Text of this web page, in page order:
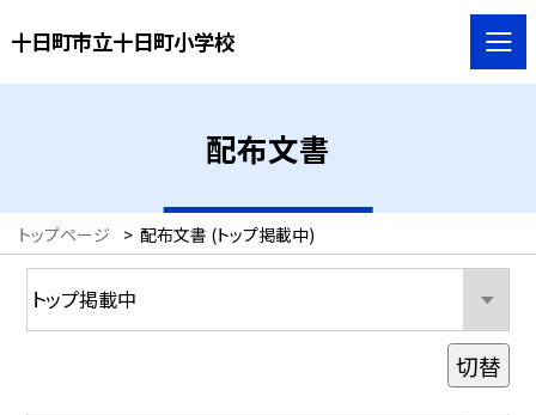
十日町市立十日町小学校
配布文書
トップページ > 配布文書 (トップ掲載中)
切替